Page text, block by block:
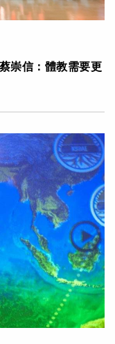
崇信：體教需要更